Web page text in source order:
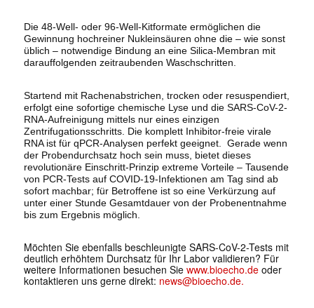
Die 48-Well- oder 96-Well-Kitformate ermöglichen die
Gewinnung hochreiner Nukleinsäuren ohne die – wie sonst
üblich – notwendige Bindung an eine Silica-Membran mit
darauffolgenden zeitraubenden Waschschritten.
Startend mit Rachenabstrichen, trocken oder resuspendiert,
erfolgt eine sofortige chemische Lyse und die SARS-CoV-2-
RNA-Aufreinigung mittels nur eines einzigen
Zentrifugationsschritts. Die komplett Inhibitor-freie virale
RNA ist für qPCR-Analysen perfekt geeignet.
Gerade wenn
der Probendurchsatz hoch sein muss, bietet dieses
revolutionäre Einschritt-Prinzip extreme Vorteile – Tausende
von PCR-Tests auf COVID-19-Infektionen am Tag sind ab
sofort machbar; für Betroffene ist so eine Verkürzung auf
unter einer Stunde Gesamtdauer von der Probenentnahme
bis zum Ergebnis möglich.
Möchten Sie ebenfalls beschleunigte SARS-CoV-2-Tests mit
deutlich erhöhtem Durchsatz für Ihr Labor validieren? Für
weitere Informationen besuchen Sie www.bioecho.deoder
kontaktieren uns gerne direkt: news@bioecho.de.